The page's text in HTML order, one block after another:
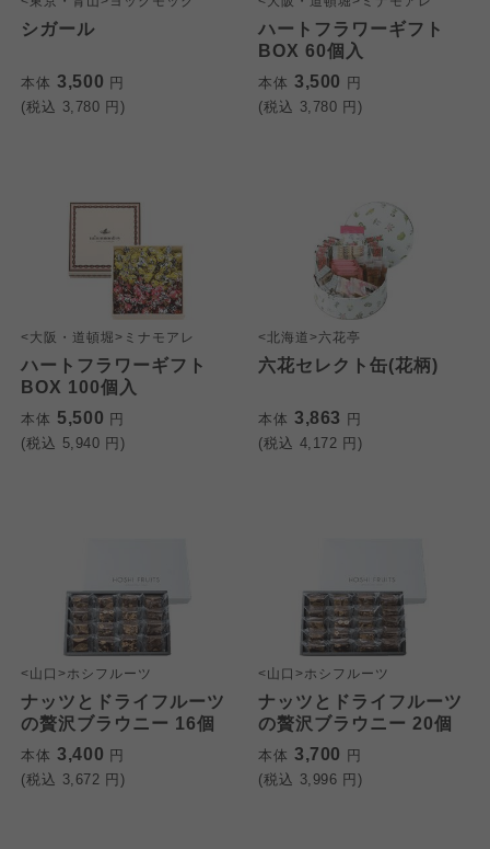
シガール
本体 3,500 円
(税込 3,780 円)
ハートフラワーギフト
BOX 60個入
本体 3,500 円
(税込 3,780 円)
<大阪・道頓堀>ミナモアレ
ハートフラワーギフト
BOX 100個入
本体 5,500 円
(税込 5,940 円)
<北海道>六花亭
六花セレクト缶(花柄)
本体 3,863 円
(税込 4,172 円)
<山口>ホシフルーツ
ナッツとドライフルーツ
の贅沢ブラウニー 16個
本体 3,400 円
(税込 3,672 円)
<山口>ホシフルーツ
ナッツとドライフルーツ
の贅沢ブラウニー 20個
本体 3,700 円
(税込 3,996 円)